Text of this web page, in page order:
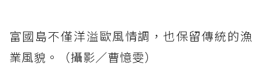
富國島不僅洋溢歐風情調，也保留傳統的漁
業風貌。（攝影／曹憶雯）